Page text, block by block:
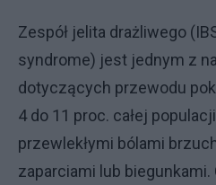
Zespół jelita drażliwego
syndrome) jest jednym z
dotyczących przewodu
4 do 11 proc. całej
przewlekłymi bólami
zaparciami lub